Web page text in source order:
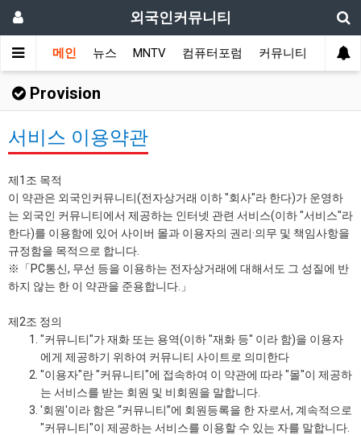
외국인커뮤니티
메인 뉴스 MNTV 컴퓨터포럼 커뮤니티 국가
Provision
서비스 이용약관
제1조 목적
이 약관은 외국인커뮤니티(전자상거래 이하 "회사"라 한다)가 운영하
는 외국인 커뮤니티에서 제공하는 인터넷 관련 서비스(이하 "서비스"라
한다)를 이용함에 있어 사이버 몰과 이용자의 권리·의무 및 책임사항을
규정함을 목적으로 합니다.
※「PC통신, 무선 등을 이용하는 전자상거래에 대해서도 그 성질에 반
하지 않는 한 이 약관을 준용합니다.」
제2조 정의
"커뮤니티"가 재화 또는 용역(이하 "재화 등" 이라 함)을 이용자
에게 제공하기 위하여 커뮤니티 사이트로 의미한다
"이용자"란 "커뮤니티"에 접속하여 이 약관에 따라 "몰"이 제공하
는 서비스를 받는 회원 및 비회원을 말합니다.
'회원'이라 함은 “커뮤니티”에 회원등록을 한 자로서, 계속적으로
"커뮤니티"이 제공하는 서비스를 이용할 수 있는 자를 말합니다.